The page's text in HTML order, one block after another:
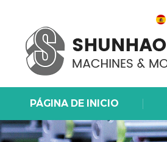
PÁGINA DE INICIO